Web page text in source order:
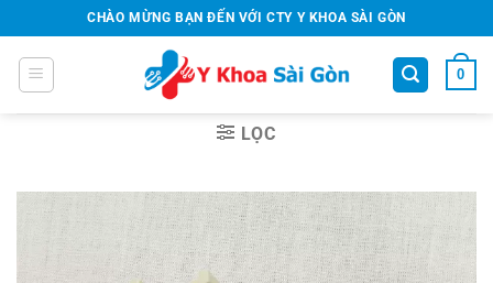
qua
nội
dung
CHÀO MỪNG BẠN ĐẾN VỚI CTY Y KHOA SÀI GÒN
0
LỌC